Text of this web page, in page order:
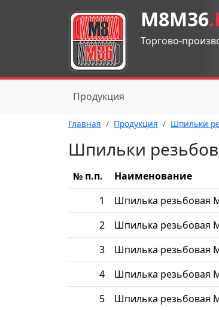
М8М36
Торгово-
Продукция
Главная Продукция Шпильки
Шпильки
№ п.п. Наименование
1
Шпилька резьбовая
2 Шпилька резьбовая
3 Шпилька резьбовая
4 Шпилька резьбовая
5 Шпилька резьбовая